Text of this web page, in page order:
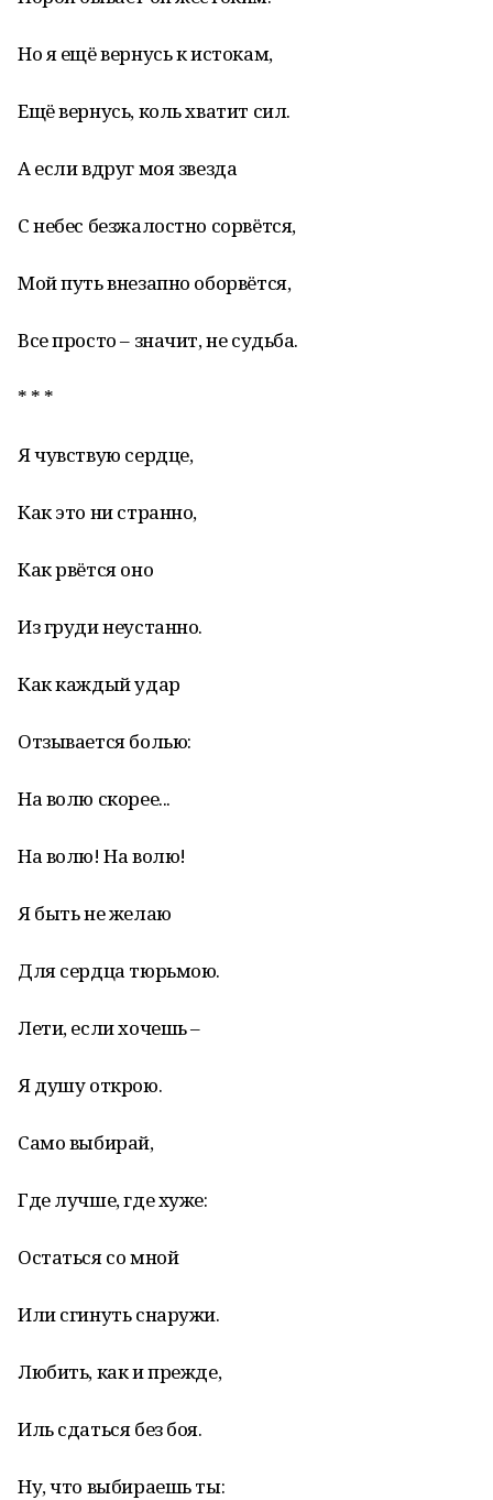
Но я ещё вернусь к истокам,
Ещё вернусь, коль хватит сил.
А если вдруг моя звезда
С небес безжалостно сорвётся,
Мой путь внезапно оборвётся,
Все просто – значит, не судьба.
* * *
Я чувствую сердце,
Как это ни странно,
Как рвётся оно
Из груди неустанно.
Как каждый удар
Отзывается болью:
На волю скорее...
На волю! На волю!
Я быть не желаю
Для сердца тюрьмою.
Лети, если хочешь –
Я душу открою.
Само выбирай,
Где лучше, где хуже:
Остаться со мной
Или сгинуть снаружи.
Любить, как и прежде,
Иль сдаться без боя.
Ну, что выбираешь ты: